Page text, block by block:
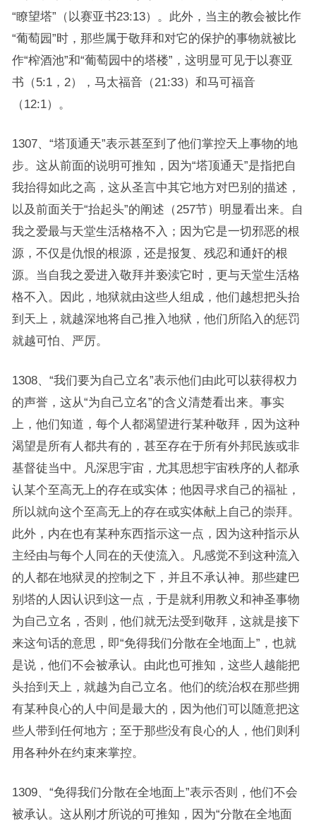
“瞭望塔”（以赛亚书23:13）。此外，当主的教会被比作
“葡萄园”时，那些属于敬拜和对它的保护的事物就被比
作“榨酒池”和“葡萄园中的塔楼”，这明显可见于以赛亚
书（5:1，2），马太福音（21:33）和马可福音
（12:1）。
1307、“塔顶通天”表示甚至到了他们掌控天上事物的地
步。这从前面的说明可推知，因为“塔顶通天”是指把自
我抬得如此之高，这从圣言中其它地方对巴别的描述，
以及前面关于“抬起头”的阐述（257节）明显看出来。自
我之爱最与天堂生活格格不入；因为它是一切邪恶的根
源，不仅是仇恨的根源，还是报复、残忍和通奸的根
源。当自我之爱进入敬拜并亵渎它时，更与天堂生活格
格不入。因此，地狱就由这些人组成，他们越想把头抬
到天上，就越深地将自己推入地狱，他们所陷入的惩罚
就越可怕、严厉。
1308、“我们要为自己立名”表示他们由此可以获得权力
的声誉，这从“为自己立名”的含义清楚看出来。事实
上，他们知道，每个人都渴望进行某种敬拜，因为这种
渴望是所有人都共有的，甚至存在于所有外邦民族或非
基督徒当中。凡深思宇宙，尤其思想宇宙秩序的人都承
认某个至高无上的存在或实体；他因寻求自己的福祉，
所以就向这个至高无上的存在或实体献上自己的崇拜。
此外，内在也有某种东西指示这一点，因为这种指示从
主经由与每个人同在的天使流入。凡感觉不到这种流入
的人都在地狱灵的控制之下，并且不承认神。那些建巴
别塔的人因认识到这一点，于是就利用教义和神圣事物
为自己立名，否则，他们就无法受到敬拜，这就是接下
来这句话的意思，即“免得我们分散在全地面上”，也就
是说，他们不会被承认。由此也可推知，这些人越能把
头抬到天上，就越为自己立名。他们的统治权在那些拥
有某种良心的人中间是最大的，因为他们可以随意把这
些人带到任何地方；至于那些没有良心的人，他们则利
用各种外在约束来掌控。
1309、“免得我们分散在全地面上”表示否则，他们不会
被承认。这从刚才所说的可推知，因为“分散在全地面